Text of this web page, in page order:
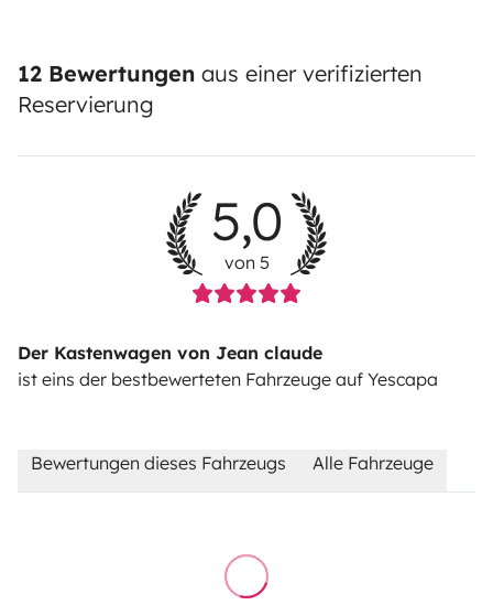
12 Bewertungen aus einer verifizierten
Reservierung
5,0
von 5
Der Kastenwagen von Jean claude
ist eins der bestbewerteten Fahrzeuge auf Yescapa
Bewertungen dieses Fahrzeugs Alle Fahrzeuge